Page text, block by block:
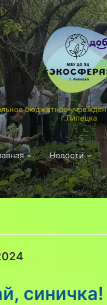
бюджетное
г.Липецка
Новости
синичка!